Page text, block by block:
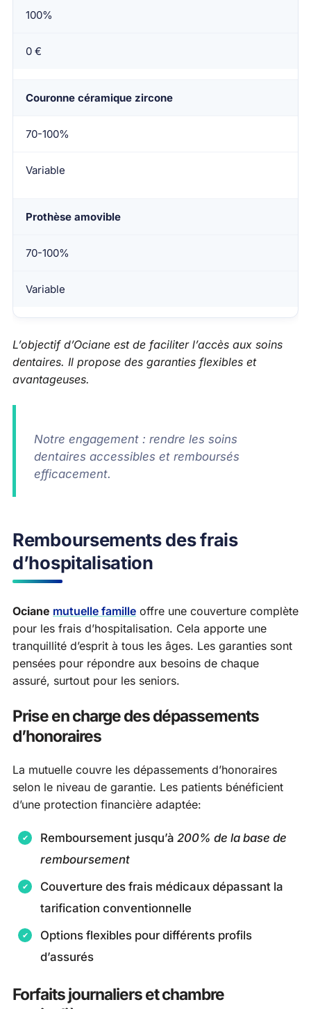
100%
0 €
Couronne céramique zircone
70-100%
Variable
Prothèse amovible
70-100%
Variable
L’objectif d’Ociane est de faciliter l’accès aux soins
dentaires. Il propose des garanties flexibles et
avantageuses.
Notre engagement : rendre les soins
dentaires accessibles et remboursés
efficacement.
Remboursements des frais
d’hospitalisation
Ociane mutuelle famille offre une couverture complète
pour les frais d’hospitalisation. Cela apporte une
tranquillité d’esprit à tous les âges. Les garanties sont
pensées pour répondre aux besoins de chaque
assuré, surtout pour les seniors.
Prise en charge des dépassements
d’honoraires
La mutuelle couvre les dépassements d’honoraires
selon le niveau de garantie. Les patients bénéficient
d’une protection financière adaptée:
Remboursement jusqu’à 200% de la base de
remboursement
Couverture des frais médicaux dépassant la
tarification conventionnelle
Options flexibles pour différents profils
d’assurés
Forfaits journaliers et chambre